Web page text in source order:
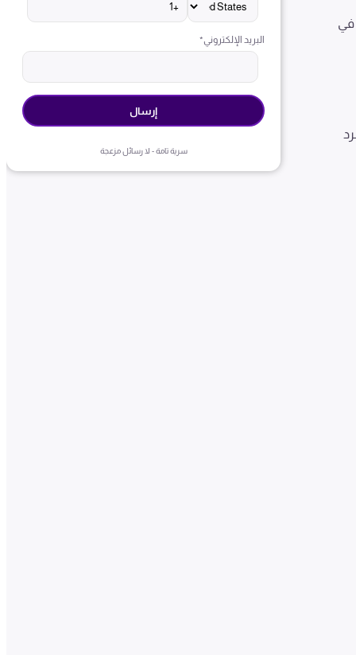
في
البريد الإلكتروني*
سرية تامة - لا رسائل مزعجة